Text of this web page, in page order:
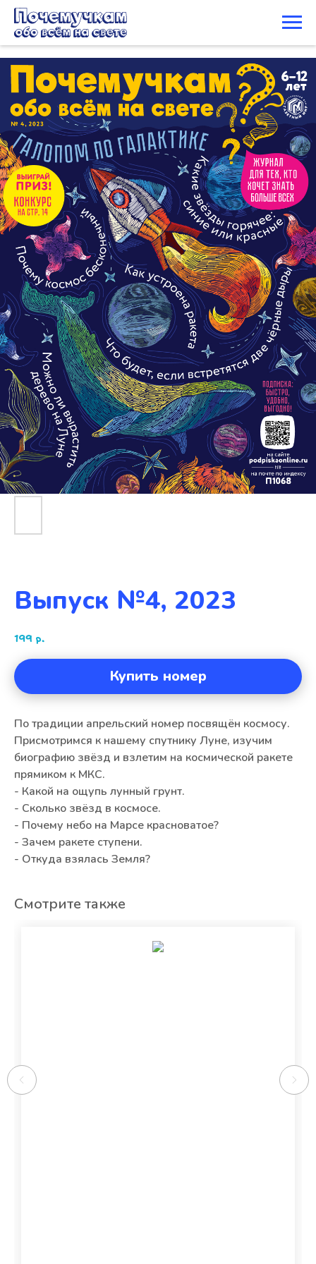
Выпуск №4, 2023
199 р.
Купить номер
По традиции апрельский номер посвящён космосу.
Присмотримся к нашему спутнику Луне, изучим
биографию звёзд и взлетим на космической ракете
прямиком к МКС.
- Какой на ощупь лунный грунт.
- Сколько звёзд в космосе.
- Почему небо на Марсе красноватое?
- Зачем ракете ступени.
- Откуда взялась Земля?
Смотрите также